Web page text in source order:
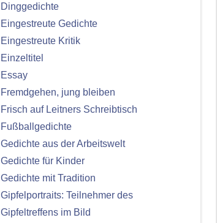
Dinggedichte
Eingestreute Gedichte
Eingestreute Kritik
Einzeltitel
Essay
Fremdgehen, jung bleiben
Frisch auf Leitners Schreibtisch
Fußballgedichte
Gedichte aus der Arbeitswelt
Gedichte für Kinder
Gedichte mit Tradition
Gipfelportraits: Teilnehmer des
Gipfeltreffens im Bild